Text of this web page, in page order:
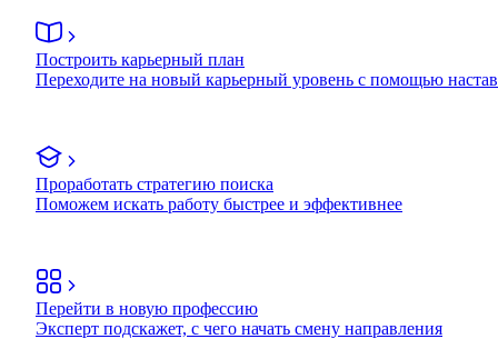
Построить карьерный план
Переходите на новый карьерный уровень с помощью
Проработать стратегию поиска
Поможем искать работу быстрее и эффективнее
Перейти в новую профессию
Эксперт подскажет, с чего начать смену направления